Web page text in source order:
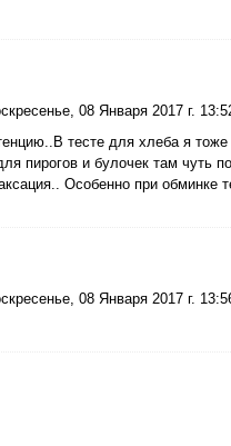
08 Января 2017 г.
тесте для хлеба я тоже
пирогов и булочек там чуть
Особенно при обминке
08 Января 2017 г.